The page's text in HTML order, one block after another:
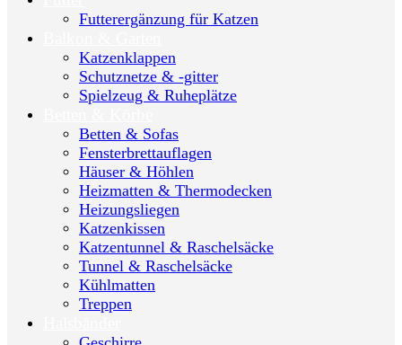
Futterergänzung für Katzen
Katzenklappen
Schutznetze & -gitter
Spielzeug & Ruheplätze
Betten & Sofas
Fensterbrettauflagen
Häuser & Höhlen
Heizmatten & Thermodecken
Heizungsliegen
Katzenkissen
Katzentunnel & Raschelsäcke
Tunnel & Raschelsäcke
Kühlmatten
Treppen